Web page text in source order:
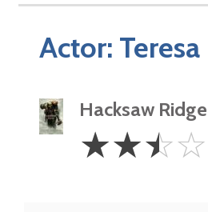
Actor:
Hacksaw
2.5
Stars
☆☆☆☆